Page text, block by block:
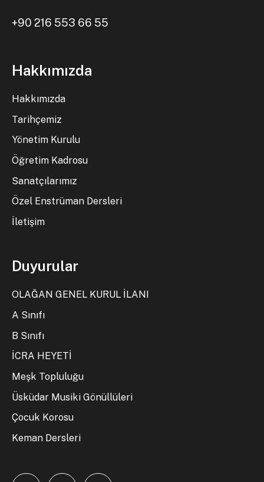
+90 216 553 66 55
Hakkımızda
Hakkımızda
Tarihçemiz
Yönetim Kurulu
Öğretim Kadrosu
Sanatçılarımız
Özel Enstrüman Dersleri
İletişim
Duyurular
OLAĞAN GENEL KURUL İLANI
A Sınıfı
B Sınıfı
İCRA HEYETİ
Meşk Topluluğu
Üsküdar Musiki Gönüllüleri
Çocuk Korosu
Keman Dersleri